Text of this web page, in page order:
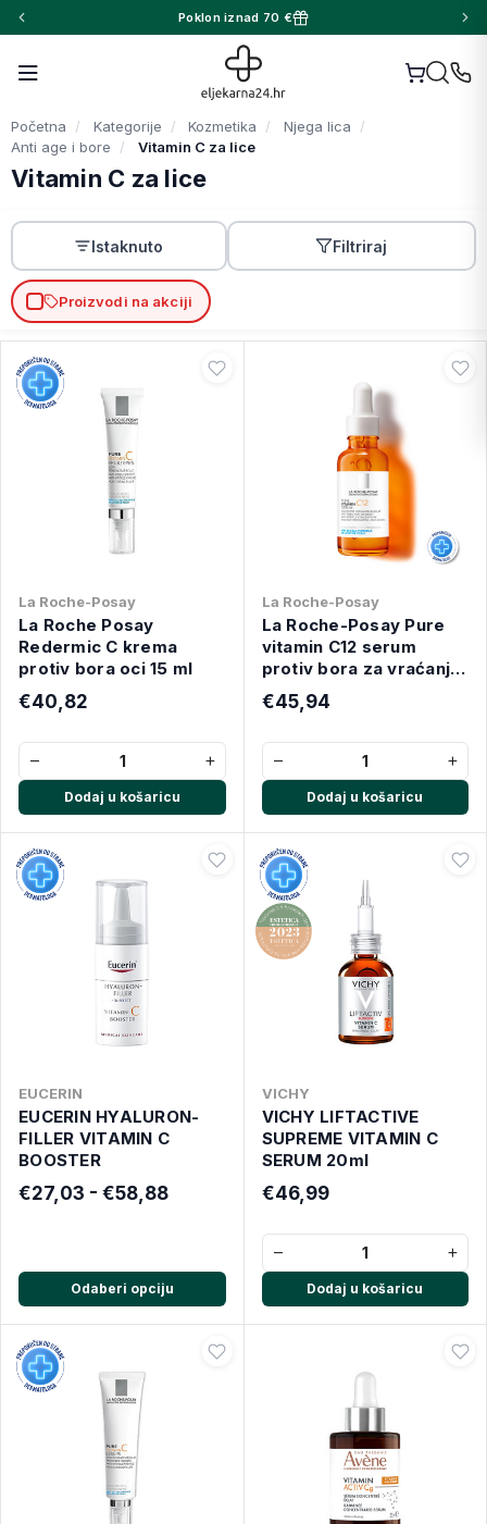
Poklon iznad 70 €
Početna Kategorije Kozmetika
Njega lica
Anti age i bore
Vitamin C za lice
Vitamin C za lice
Istaknuto Filtriraj
Proizvodi na akciji
La Roche-Posay
La Roche Posay
Redermic C krema
protiv bora oci 15 ml
€40,82
− +
Dodaj u košaricu
La Roche-Posay
La Roche-Posay Pure
vitamin C12 serum
protiv bora za vraćanje
sjaja 30 ml
€45,94
− +
Dodaj u košaricu
EUCERIN
EUCERIN HYALURON-
FILLER VITAMIN C
BOOSTER
€27,03 - €58,88
Odaberi opciju
VICHY
VICHY LIFTACTIVE
SUPREME VITAMIN C
SERUM 20ml
€46,99
− +
Dodaj u košaricu